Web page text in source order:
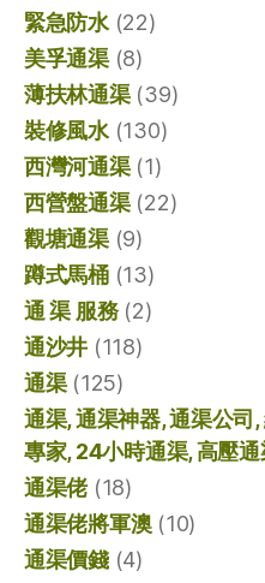
緊急防水(22)
美孚通渠(8)
薄扶林通渠(39)
裝修風水(130)
西灣河通渠(1)
西營盤通渠(22)
觀塘通渠(9)
蹲式馬桶(13)
通 渠 服務(2)
通沙井 (118)
通渠(125)
通渠, 通渠神器, 通渠公司
專家, 24小時通渠, 高壓通
通渠佬(18)
通渠佬將軍澳(10)
通渠價錢(4)